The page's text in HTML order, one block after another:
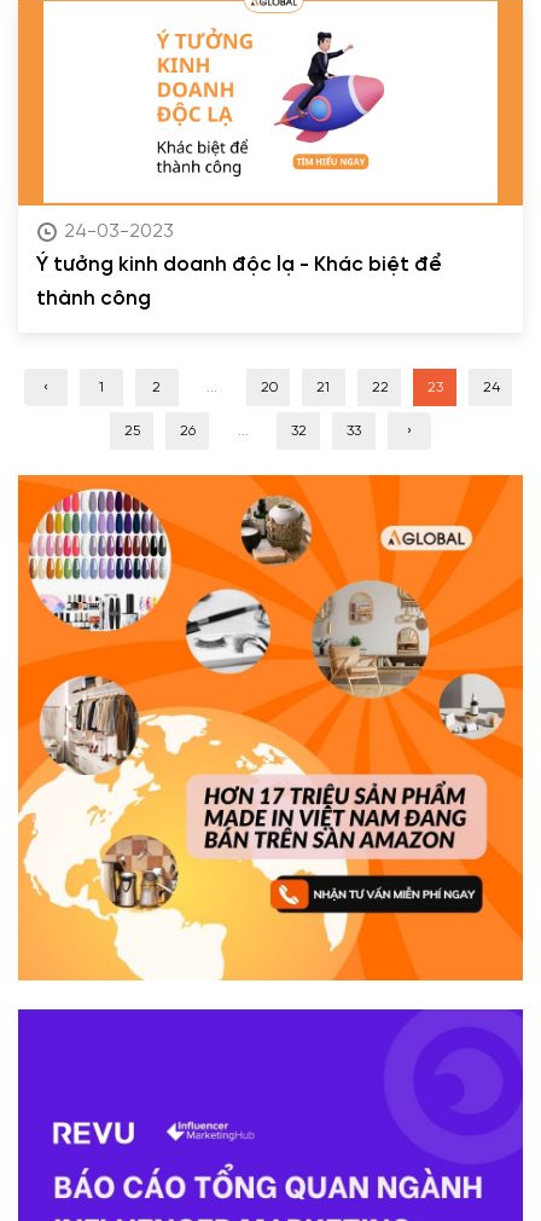
24-03-2023
Ý tưởng kinh doanh độc lạ - Khác biệt để
thành công
‹ 1 2 ... 20 21 22 23 24
25 26 ... 32 33 ›